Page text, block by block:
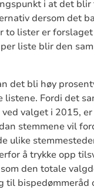
i at det blir
dersom det
to lister er
liste blir den
det bli høy
listene. Fordi det
valget i 2015,
stemmene vil
ulike
å trykke opp
den totale
til bispedømmeråd